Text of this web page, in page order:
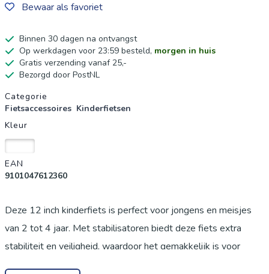
Bewaar als favoriet
Binnen 30 dagen na ontvangst
Op werkdagen voor 23:59 besteld, morgen in huis
Gratis verzending vanaf 25,-
Bezorgd door PostNL
Productgegevens
Categorie
Fietsaccessoires Kinderfietsen
Kleur
EAN
9101047612360
Deze 12 inch kinderfiets is perfect voor jongens en meisjes
van 2 tot 4 jaar. Met stabilisatoren biedt deze fiets extra
stabiliteit en veiligheid, waardoor het gemakkelijk is voor